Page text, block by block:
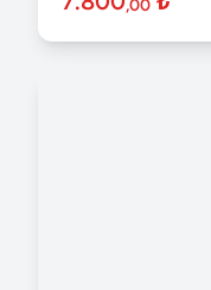
,00